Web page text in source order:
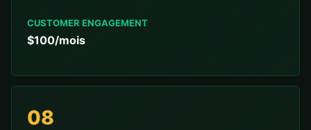
CUSTOMER ENGAGEMENT
$100/mois
08